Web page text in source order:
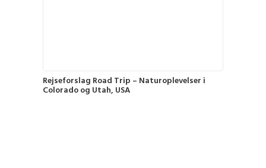
Rejseforslag Road Trip – Naturoplevelser i
Colorado og Utah, USA